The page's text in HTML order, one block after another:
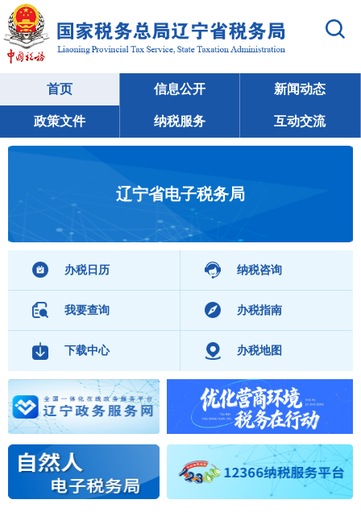
首页 信息公开 新闻动态
政策文件 纳税服务 互动交流
辽宁省电子税务局
办税日历 纳税咨询
我要查询 办税指南
下载中心 办税地图